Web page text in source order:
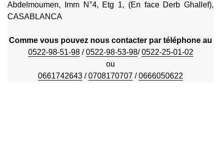
Abdelmoumen, Imm N°4, Etg 1, (En face Derb Ghallef),
CASABLANCA
Comme vous pouvez nous contacter par téléphone au
0522-98-51-98/0522-98-53-98/0522-25-01-02
ou
0661742643 /0708170707 /0666050622